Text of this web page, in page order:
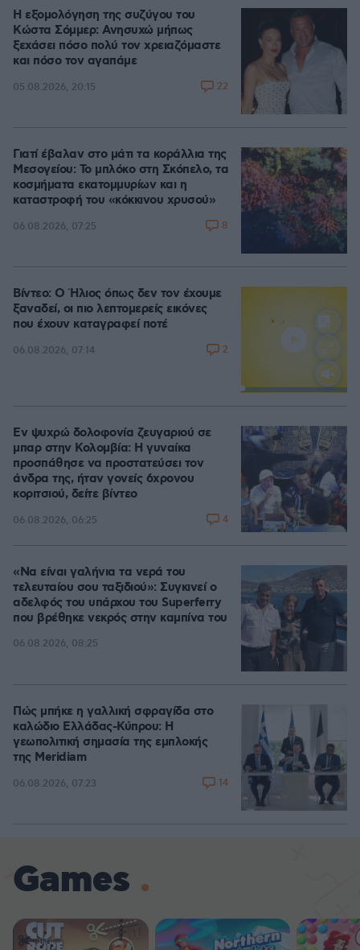
Η εξομολόγηση της συζύγου του
Κώστα Σόμμερ: Ανησυχώ μήπως
ξεχάσει πόσο πολύ τον χρειαζόμαστε
και πόσο τον αγαπάμε
05.08.2026, 20:15 22
Γιατί έβαλαν στο μάτι τα κοράλλια της
Μεσογείου: Το μπλόκο στη Σκόπελο, τα
κοσμήματα εκατομμυρίων και η
καταστροφή του «κόκκινου χρυσού»
06.08.2026, 07:25 8
Loaded:
Βίντεο: Ο Ήλιος όπως δεν τον έχουμε
ξαναδεί, οι πιο λεπτομερείς εικόνες
που έχουν καταγραφεί ποτέ
06.08.2026, 07:14 2
Εν ψυχρώ δολοφονία ζευγαριού σε
μπαρ στην Κολομβία: Η γυναίκα
προσπάθησε να προστατεύσει τον
άνδρα της, ήταν γονείς 6χρονου
κοριτσιού, δείτε βίντεο
06.08.2026, 06:25 4
«Να είναι γαλήνια τα νερά του
τελευταίου σου ταξιδιού»: Συγκινεί ο
αδελφός του υπάρχου του Superferry
που βρέθηκε νεκρός στην καμπίνα του
06.08.2026, 08:25
Πώς μπήκε η γαλλική σφραγίδα στο
καλώδιο Ελλάδας-Κύπρου: Η
γεωπολιτική σημασία της εμπλοκής
της Meridiam
06.08.2026, 07:23 14
Games